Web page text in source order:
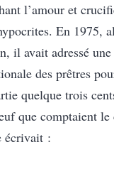
l’amour et
En 1975,
il avait adressé
des prêtres
quelque trois
que comptaient le
écrivait :